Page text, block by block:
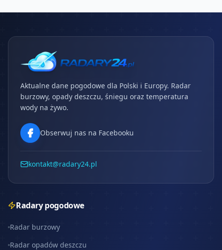
Aktualne dane pogodowe dla Polski i Europy. Radar
burzowy, opady deszczu, śniegu oraz temperatura
wody na żywo.
Obserwuj nas na Facebooku
kontakt@radary24.pl
Radary pogodowe
Radar burzowy
Radar opadów deszczu